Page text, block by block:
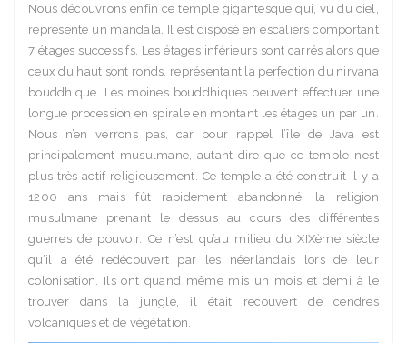
Nous découvrons enfin ce temple gigantesque qui, vu du ciel,
représente un mandala. Il est disposé en escaliers comportant
7 étages successifs. Les étages inférieurs sont carrés alors que
ceux du haut sont ronds, représentant la perfection du nirvana
bouddhique. Les moines bouddhiques peuvent effectuer une
longue procession en spirale en montant les étages un par un.
Nous n’en verrons pas, car pour rappel l’île de Java est
principalement musulmane, autant dire que ce temple n’est
plus très actif religieusement. Ce temple a été construit il y a
1200 ans mais fût rapidement abandonné, la religion
musulmane prenant le dessus au cours des différentes
guerres de pouvoir. Ce n’est qu’au milieu du XIXème siècle
qu’il a été redécouvert par les néerlandais lors de leur
colonisation. Ils ont quand même mis un mois et demi à le
trouver dans la jungle, il était recouvert de cendres
volcaniques et de végétation.